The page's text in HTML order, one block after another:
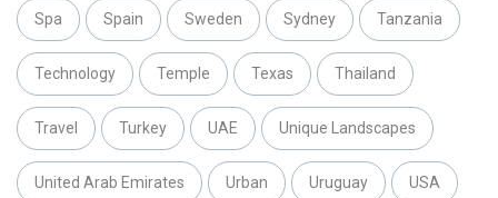
Spa Spain Sweden Sydney Tanzania
Technology Temple Texas Thailand
Travel Turkey UAE Unique Landscapes
United Arab Emirates Urban Uruguay USA